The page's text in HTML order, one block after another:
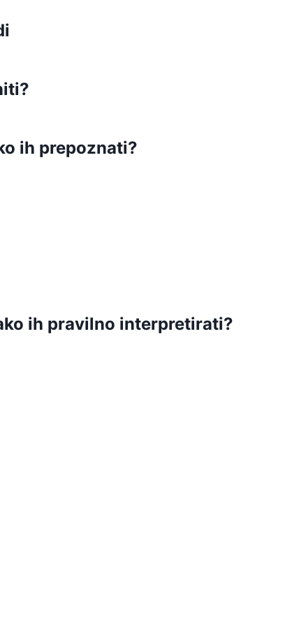
ih prepoznati?
ih pravilno interpretirati?